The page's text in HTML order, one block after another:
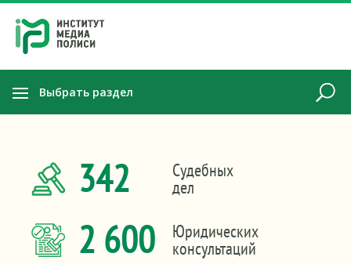
Выбрать раздел
342 Судебных
дел
2 600 Юридических
консультаций